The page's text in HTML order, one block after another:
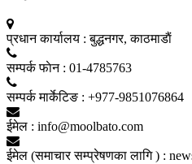
प्रधान कार्यालय : बुद्धनगर, काठमाडाैं
सम्पर्क फाेन : 01-4785763
सम्पर्क मार्केटिङ : +977-9851076864
ईमेल : info@moolbato.com
ईमेल (समाचार सम्प्रेषणका लागि ) :